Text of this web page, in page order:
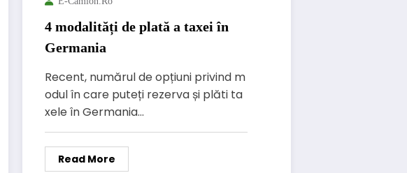
4 modalități de plată a taxei în
Germania
Recent, numărul de opțiuni privind m
odul în care puteți rezerva și plăti ta
xele în Germania…
Read More